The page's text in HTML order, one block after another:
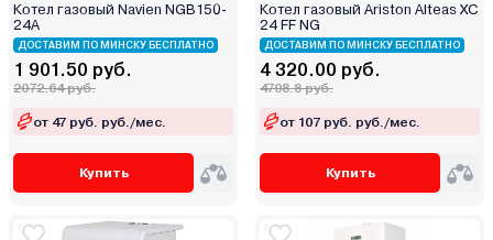
Котел газовый Navien NGB150-
24A
ДОСТАВИМ ПО МИНСКУ БЕСПЛАТНО
1 901.50 руб.
2072.64 руб.
от 47 руб. руб./мес.
Купить
Котел газовый Ariston Alteas XC
24 FF NG
ДОСТАВИМ ПО МИНСКУ БЕСПЛАТНО
4 320.00 руб.
4708.8 руб.
от 107 руб. руб./мес.
Купить